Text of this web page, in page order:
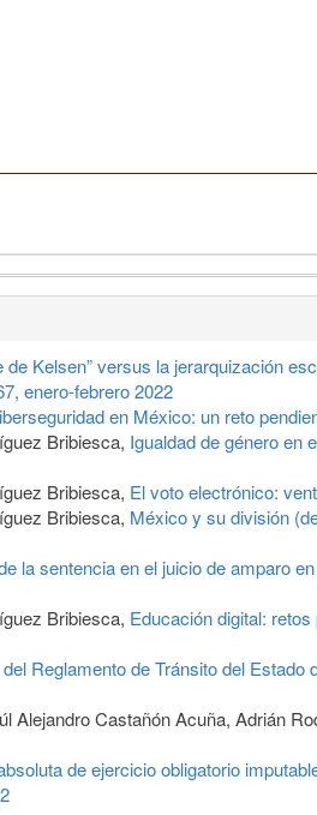
de Kelsen” versus la jerarquización
enero-febrero 2022
en México: un reto
Bribiesca, Igualdad de género en
Bribiesca, El voto electrónico:
Bribiesca, México y su división
la sentencia en el juicio de amparo
Bribiesca, Educación digital:
Reglamento de Tránsito del
Alejandro Castañón Acuña, Adrián
de ejercicio obligatorio